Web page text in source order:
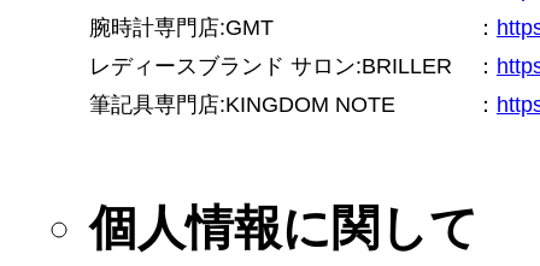
腕時計専門店:GMT
：
レディースブランド サロン:BRILLER
：
筆記具専門店:KINGDOM NOTE
：
個人情報に関して